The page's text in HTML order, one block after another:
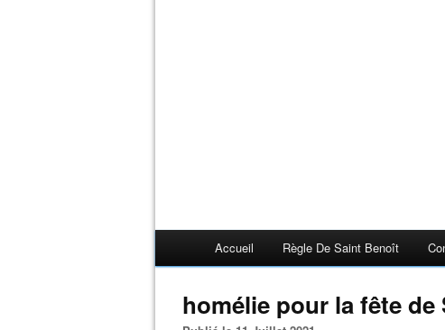
Accueil Règle De Saint Benoît
homélie pour la fête